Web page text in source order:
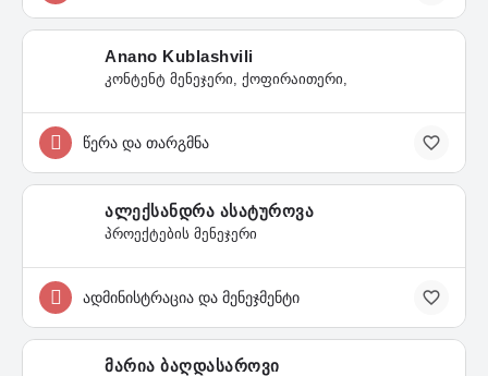
Anano Kublashvili
კონტენტ მენეჯერი, ქოფირაითერი,
წერა და თარგმნა
ალექსანდრა ასატუროვა
პროექტების მენეჯერი
ადმინისტრაცია და მენეჯმენტი
მარია ბაღდასაროვი